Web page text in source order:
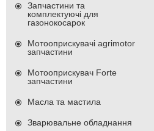
Запчастини та
комплектуючі для
газонокосарок
Мотооприскувачі agrimotor
запчастини
Мотооприскувач Forte
запчастини
Масла та мастила
Зварювальне обладнання